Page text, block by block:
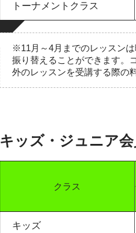
トーナメントクラス
※11月～4月までのレッスン
振り替えることができます。
外のレッスンを受講する際の
キッズ・ジュニア
クラス
キッズ